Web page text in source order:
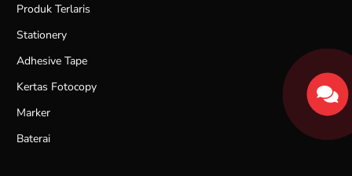
Produk Terlaris
Stationery
Adhesive Tape
Kertas Fotocopy
Marker
Baterai